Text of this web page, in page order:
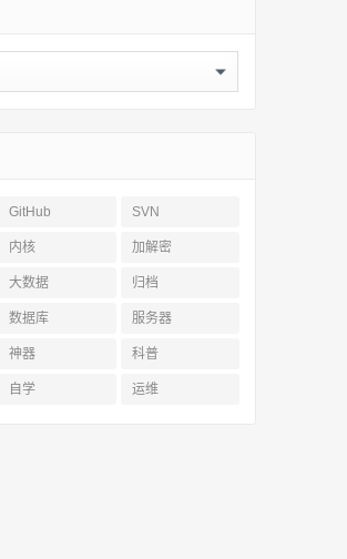
GitHub SVN
内核 加解密
大数据 归档
数据库 服务器
神器 科普
自学 运维